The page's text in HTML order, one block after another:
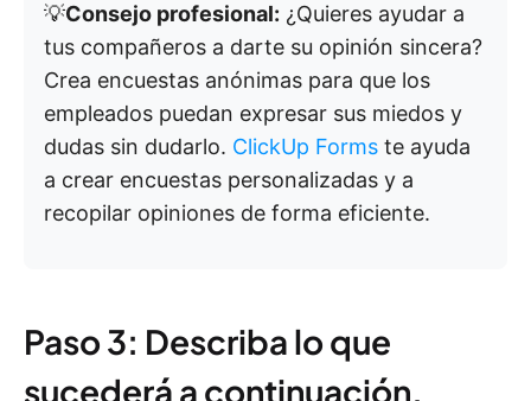
💡Consejo profesional: ¿Quieres ayudar a
tus compañeros a darte su opinión sincera?
Crea encuestas anónimas para que los
empleados puedan expresar sus miedos y
dudas sin dudarlo. ClickUp Forms te ayuda
a crear encuestas personalizadas y a
recopilar opiniones de forma eficiente.
Paso 3: Describa lo que
sucederá a continuación.